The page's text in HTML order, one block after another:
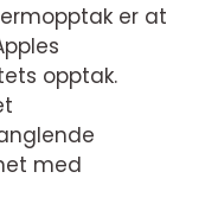
er at
opptak.
med